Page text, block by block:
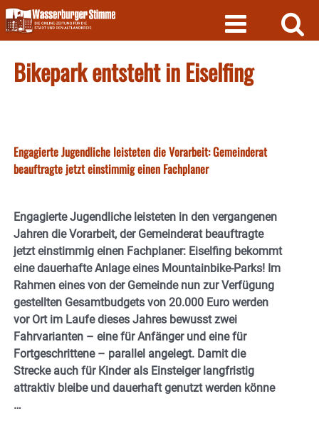
Skip
to
content
Bikepark entsteht in Eiselfing
Engagierte Jugendliche leisteten die Vorarbeit: Gemeinderat
beauftragte jetzt einstimmig einen Fachplaner
Engagierte Jugendliche leisteten in den vergangenen
Jahren die Vorarbeit, der Gemeinderat beauftragte
jetzt einstimmig einen Fachplaner: Eiselfing bekommt
eine dauerhafte Anlage eines Mountainbike-Parks! Im
Rahmen eines von der Gemeinde nun zur Verfügung
gestellten Gesamtbudgets von 20.000 Euro werden
vor Ort im Laufe dieses Jahres bewusst zwei
Fahrvarianten – eine für Anfänger und eine für
Fortgeschrittene – parallel angelegt. Damit die
Strecke auch für Kinder als Einsteiger langfristig
attraktiv bleibe und dauerhaft genutzt werden könne
…